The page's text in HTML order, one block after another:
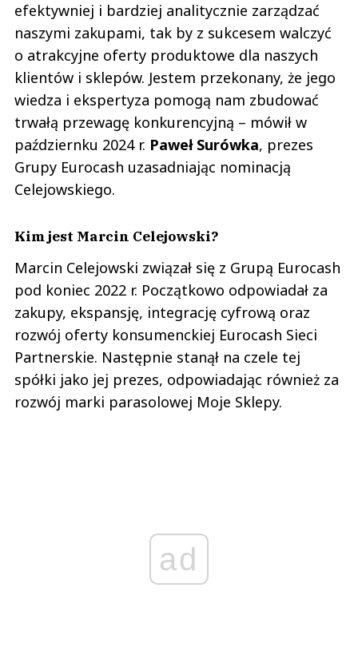
efektywniej i bardziej analitycznie zarządzać
naszymi zakupami, tak by z sukcesem walczyć
o atrakcyjne oferty produktowe dla naszych
klientów i sklepów. Jestem przekonany, że jego
wiedza i ekspertyza pomogą nam zbudować
trwałą przewagę konkurencyjną – mówił w
październku 2024 r. Paweł Surówka, prezes
Grupy Eurocash uzasadniając nominacją
Celejowskiego.
Kim jest Marcin Celejowski?
Marcin Celejowski związał się z Grupą Eurocash
pod koniec 2022 r. Początkowo odpowiadał za
zakupy, ekspansję, integrację cyfrową oraz
rozwój oferty konsumenckiej Eurocash Sieci
Partnerskie. Następnie stanął na czele tej
spółki jako jej prezes, odpowiadając również za
rozwój marki parasolowej Moje Sklepy.
ad